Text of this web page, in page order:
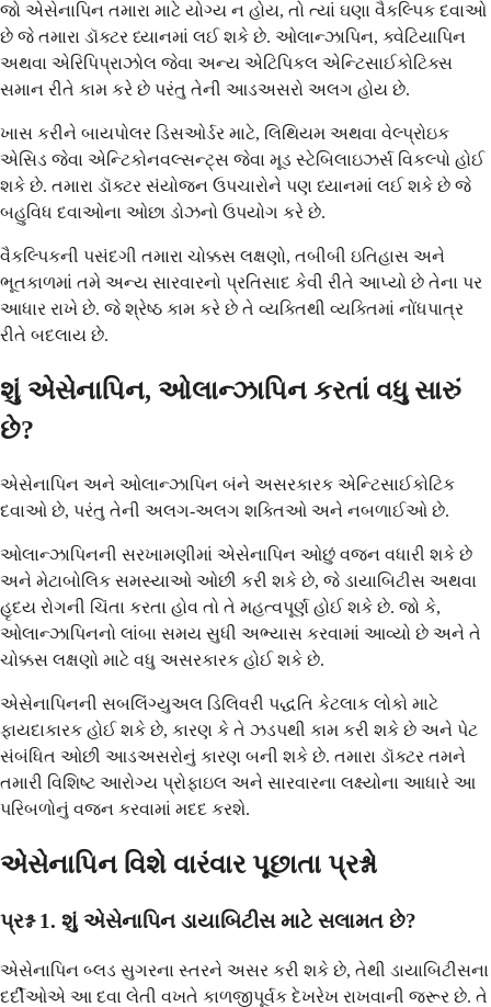
જો એસેનાપિન તમારા માટે યોગ્ય ન હોય, તો ત્યાં ઘણા વૈકલ્પિક દવાઓ
છે જે તમારા ડૉક્ટર ધ્યાનમાં લઈ શકે છે. ઓલાન્ઝાપિન, ક્વેટિયાપિન
અથવા એરિપિપ્રાઝોલ જેવા અન્ય એટિપિકલ એન્ટિસાઈકોટિક્સ
સમાન રીતે કામ કરે છે પરંતુ તેની આડઅસરો અલગ હોય છે.
ખાસ કરીને બાયપોલર ડિસઓર્ડર માટે, લિથિયમ અથવા વેલ્પ્રોઇક
એસિડ જેવા એન્ટિકોનવલ્સન્ટ્સ જેવા મૂડ સ્ટેબિલાઇઝર્સ વિકલ્પો હોઈ
શકે છે. તમારા ડૉક્ટર સંયોજન ઉપચારોને પણ ધ્યાનમાં લઈ શકે છે જે
બહુવિધ દવાઓના ઓછા ડોઝનો ઉપયોગ કરે છે.
વૈકલ્પિકની પસંદગી તમારા ચોક્કસ લક્ષણો, તબીબી ઇતિહાસ અને
ભૂતકાળમાં તમે અન્ય સારવારનો પ્રતિસાદ કેવી રીતે આપ્યો છે તેના પર
આધાર રાખે છે. જે શ્રેષ્ઠ કામ કરે છે તે વ્યક્તિથી વ્યક્તિમાં નોંધપાત્ર
રીતે બદલાય છે.
શું એસેનાપિન, ઓલાન્ઝાપિન કરતાં વધુ સારું
છે?
એસેનાપિન અને ઓલાન્ઝાપિન બંને અસરકારક એન્ટિસાઈકોટિક
દવાઓ છે, પરંતુ તેની અલગ-અલગ શક્તિઓ અને નબળાઈઓ છે.
ઓલાન્ઝાપિનની સરખામણીમાં એસેનાપિન ઓછું વજન વધારી શકે છે
અને મેટાબોલિક સમસ્યાઓ ઓછી કરી શકે છે, જે ડાયાબિટીસ અથવા
હૃદય રોગની ચિંતા કરતા હોવ તો તે મહત્વપૂર્ણ હોઈ શકે છે. જો કે,
ઓલાન્ઝાપિનનો લાંબા સમય સુધી અભ્યાસ કરવામાં આવ્યો છે અને તે
ચોક્કસ લક્ષણો માટે વધુ અસરકારક હોઈ શકે છે.
એસેનાપિનની સબલિંગ્યુઅલ ડિલિવરી પદ્ધતિ કેટલાક લોકો માટે
ફાયદાકારક હોઈ શકે છે, કારણ કે તે ઝડપથી કામ કરી શકે છે અને પેટ
સંબંધિત ઓછી આડઅસરોનું કારણ બની શકે છે. તમારા ડૉક્ટર તમને
તમારી વિશિષ્ટ આરોગ્ય પ્રોફાઇલ અને સારવારના લક્ષ્યોના આધારે આ
પરિબળોનું વજન કરવામાં મદદ કરશે.
એસેનાપિન વિશે વારંવાર પૂછાતા પ્રશ્નો
પ્રશ્ન 1. શું એસેનાપિન ડાયાબિટીસ માટે સલામત છે?
એસેનાપિન બ્લડ સુગરના સ્તરને અસર કરી શકે છે, તેથી ડાયાબિટીસના
દર્દીઓએ આ દવા લેતી વખતે કાળજીપૂર્વક દેખરેખ રાખવાની જરૂર છે. તે